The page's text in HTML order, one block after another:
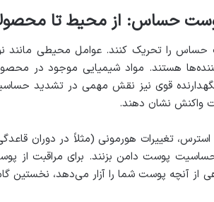
حساس: از محیط تا
را تحریک کنند. عوامل محیطی مانند
هستند. مواد شیمیایی موجود در
قوی نیز نقش مهمی در تشدید
واکنش نشان دهند.
استرس، تغییرات هورمونی (مثلاً در دوران
پوست دامن بزنند. برای مراقبت از
از آنچه پوست شما را آزار می‌دهد، نخستین